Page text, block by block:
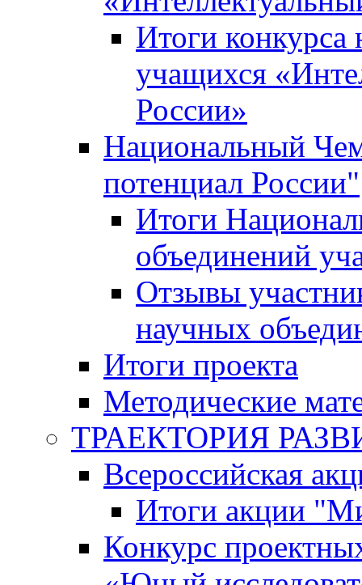
Итоги
учащихся
России»
Национальный
потенциал России"
Итоги
объединений
Отзывы
научных
Итоги проекта
Методические
ТРАЕКТОРИЯ
Всероссийская
Итоги акции
Конкурс